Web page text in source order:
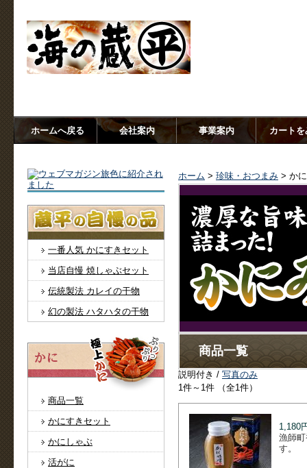
ホームへ戻る 会社案内 事業案内 カートを
一番人気 かにすきセット
当店自慢 焼しゃぶセット
伝統製法 カレイの干物
幻の製法 ハタハタの干物
商品一覧
かにすきセット
かにしゃぶ
活がに
ホーム > 珍味・おつまみ > か
商品一覧
説明付き / 写真のみ
1件～1件 （全1件）
1,180
漁師
す。